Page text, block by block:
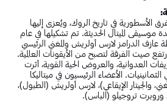
الأسطورية في تاريخ الروك، ويُعزى إليها
الميتال الحديثة. تم تشكيلها في عام
عازف الدرامز لارس أولريش والمغني الرئيسي
صيت الفرقة لتصبح من الأيقونات العالمية.
العدوانية، والعروض الحية القوية، أثرت
الأعضاء الرئيسيون في ميتاليكا
والجيتار الإيقاعي)، لارس أولريش (الطبول)،
وروبرت تروجيلو (الباس).